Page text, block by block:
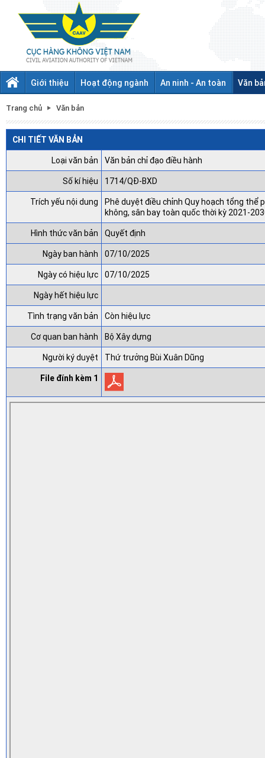
Giới thiệu Hoạt động ngành An ninh - An toàn Văn
Trang chủ Văn bản
CHI TIẾT VĂN BẢN
Loại văn bản
Văn bản chỉ đạo điều hành
Số kí hiệu
1714/QĐ-BXD
Trích yếu nội dung
Phê duyệt điều chỉnh Quy hoạch tổng thể
không, sân bay toàn quốc thời kỳ 2021-
Hình thức văn bản
Quyết định
Ngày ban hành
07/10/2025
Ngày có hiệu lực 07/10/2025
Ngày hết hiệu lực
Tình trạng văn bản
Còn hiệu lực
Cơ quan ban hành
Bộ Xây dựng
Người ký duyệt
Thứ trưởng Bùi Xuân Dũng
File đính kèm 1